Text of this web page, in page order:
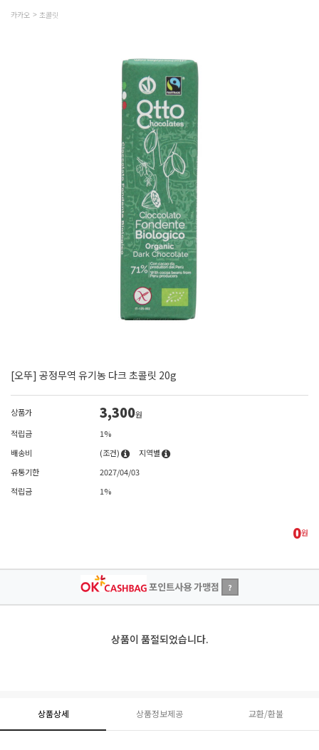
카카오 초콜릿
[오뚜] 공정무역 유기농 다크 초콜릿 20g
상품가 3,300원
적립금
1%
배송비
(조건)
지역별
유통기한
2027/04/03
적립금
1%
0원
포인트사용 가맹점 ?
상품이 품절되었습니다.
상품상세 상품정보제공 교환/환불